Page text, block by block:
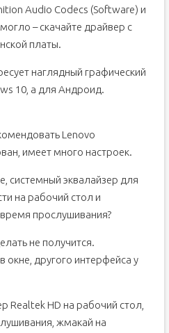
Audio Codecs (Software) и
– скачайте драйвер с
платы.
наглядный графический
10, а для Андроид.
Lenovo
имеет много настроек.
системный эквалайзер для
на рабочий стол и
прослушивания?
не получится.
окне, другого интерфейса у
Realtek HD на рабочий стол,
жмакай на